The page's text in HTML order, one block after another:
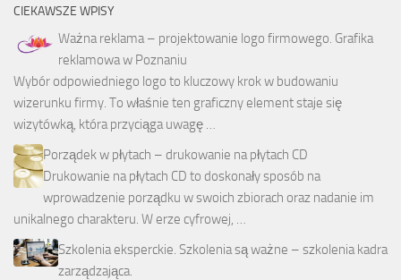
CIEKAWSZE WPISY
Ważna reklama – projektowanie logo firmowego. Grafika
reklamowa w Poznaniu
Wybór odpowiedniego logo to kluczowy krok w budowaniu
wizerunku firmy. To właśnie ten graficzny element staje się
wizytówką, która przyciąga uwagę …
Porządek w płytach – drukowanie na płytach CD
Drukowanie na płytach CD to doskonały sposób na
wprowadzenie porządku w swoich zbiorach oraz nadanie im
unikalnego charakteru. W erze cyfrowej, …
Szkolenia eksperckie. Szkolenia są ważne – szkolenia kadra
zarządzająca.